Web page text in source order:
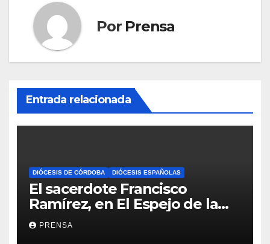
Por Prensa
Entrada relacionada
DIÓCESIS DE CÓRDOBA DIÓCESIS ESPAÑOLAS
El sacerdote Francisco
Ramírez, en El Espejo de la
Iglesia
PRENSA